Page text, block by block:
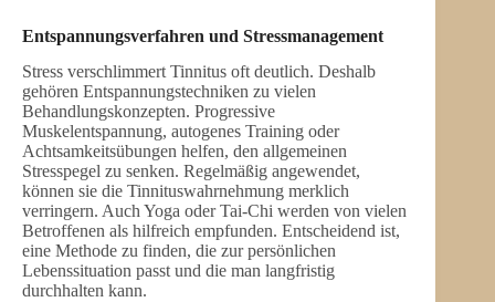
Entspannungsverfahren und Stressmanagement
Stress verschlimmert Tinnitus oft deutlich. Deshalb
gehören Entspannungstechniken zu vielen
Behandlungskonzepten. Progressive
Muskelentspannung, autogenes Training oder
Achtsamkeitsübungen helfen, den allgemeinen
Stresspegel zu senken. Regelmäßig angewendet,
können sie die Tinnituswahrnehmung merklich
verringern. Auch Yoga oder Tai-Chi werden von vielen
Betroffenen als hilfreich empfunden. Entscheidend ist,
eine Methode zu finden, die zur persönlichen
Lebenssituation passt und die man langfristig
durchhalten kann.